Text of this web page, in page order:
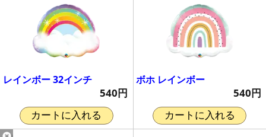
レインボー 32インチ
540円
カートに入れる
ボホ レインボー
540円
カートに入れる